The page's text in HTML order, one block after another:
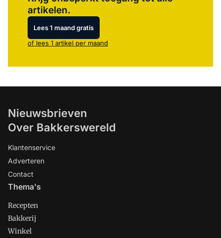
artikelen.
Lees 1 maand gratis
of lees 1 artikel per maand
Nieuwsbrieven
Over Bakkerswereld
Klantenservice
Adverteren
Contact
Thema's
Recepten
Bakkerij
Winkel